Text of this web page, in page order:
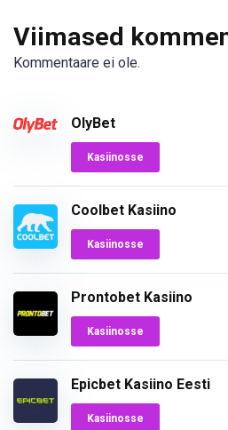
Viimased
Kommentaare ei ole.
OlyBet
Kasiinosse
Coolbet Kasiino
Kasiinosse
Prontobet Kasiino
Kasiinosse
Epicbet Kasiino Eesti
Kasiinosse